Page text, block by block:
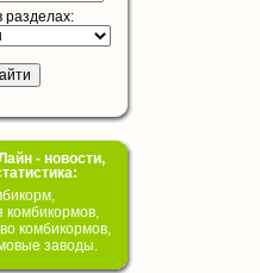
разделах:
- новости,
комбикормов,
комбикормов,
заводы.